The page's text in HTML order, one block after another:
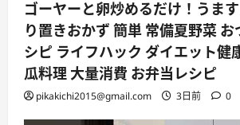
ゴーヤーと卵炒めるだけ！うま
り置きおかず 簡単 常備夏野菜 お
シピ ライフハック ダイエット健
瓜料理 大量消費 お弁当レシピ
pikakichi2015@gmail.com 3日前 0